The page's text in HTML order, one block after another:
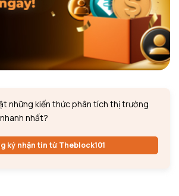
những kiến thức phân tích thị trường
nhất?
ký nhận tin từ Theblock101